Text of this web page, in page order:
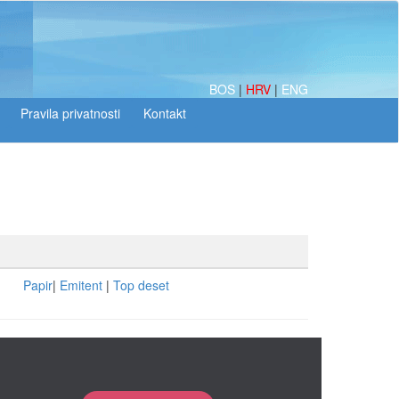
BOS | HRV | ENG
Papir| Emitent | Top deset